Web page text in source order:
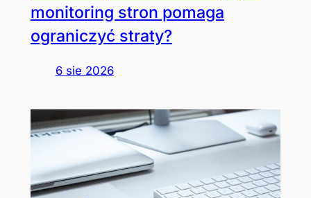
monitoring stron pomaga
ograniczyć straty?
6 sie 2026